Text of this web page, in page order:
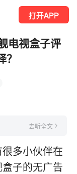
打开APP
电视盒子评
去听全文
多小伙伴在
子的无广告